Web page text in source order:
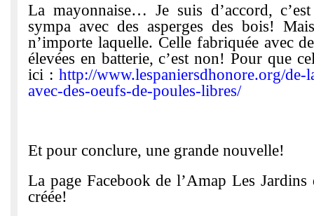
La mayonnaise… Je suis d’accord,
sympa avec des asperges des bois!
n’importe laquelle. Celle fabriquée avec
élevées en batterie, c’est non! Pour que
ici : http://www.lespaniersdhonore.org/de-
avec-des-oeufs-de-poules-libres/
Et pour conclure, une grande nouvelle!
La page Facebook de l’Amap Les
créée!